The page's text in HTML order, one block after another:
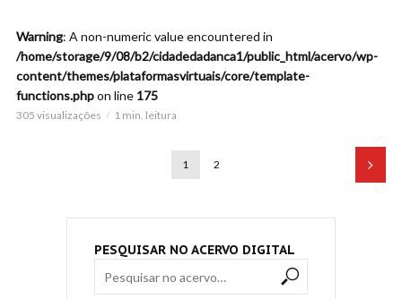
Warning: A non-numeric value encountered in
/home/storage/9/08/b2/cidadedadanca1/public_html/acervo/wp-
content/themes/plataformasvirtuais/core/template-
functions.phpon line 175
305 visualizações 1 min. leitura
1 2
PESQUISAR NO ACERVO DIGITAL